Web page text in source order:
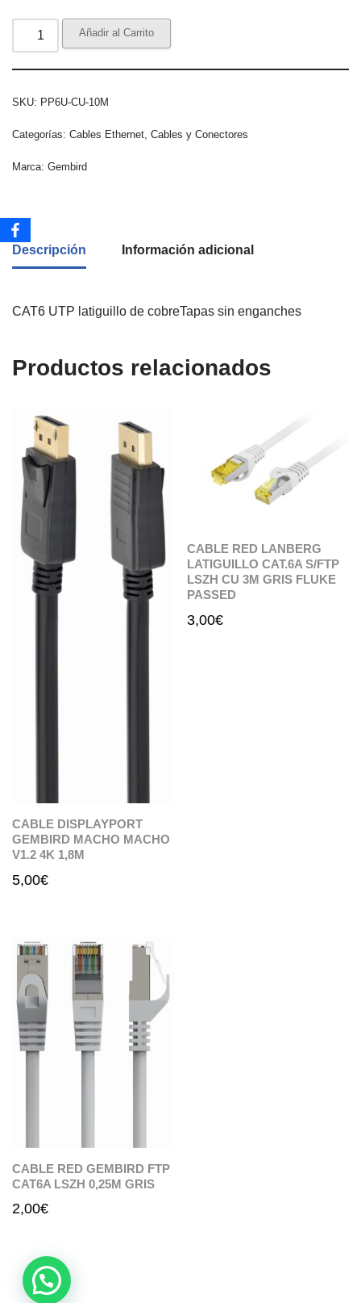
Añadir al Carrito
SKU: PP6U-CU-10M
Categorías: Cables Ethernet Cables y Conectores
Marca: Gembird
Descripción Información adicional
CAT6 UTP latiguillo de cobreTapas sin enganches
Productos relacionados
CABLE DISPLAYPORT
GEMBIRD MACHO MACHO
V1.2 4K 1,8M
5,00€
CABLE RED LANBERG
LATIGUILLO CAT.6A S/FTP
LSZH CU 3M GRIS FLUKE
PASSED
3,00€
CABLE RED GEMBIRD FTP
CAT6A LSZH 0,25M GRIS
2,00€